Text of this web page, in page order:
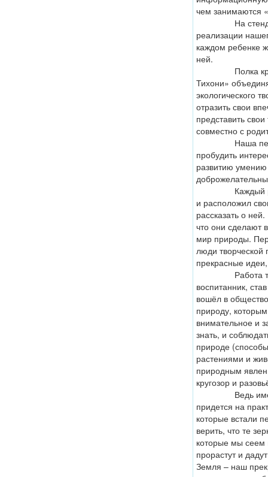
чем занимаются
На стенде
реализации
каждом ребенке
ней.
Полка
Тихони»
экологического
отразить свои
представить
совместно с
Наша первая
пробудить
развитию
Каждый
и расположил
рассказать о
что они сделают
мир природы.
люди творческой
прекрасные
Работа
воспитанник,
вошёл в
природу,
внимательное и
знать, и
природе
растениями и
природным
кругозор и
Ведь именно
придется на
которые встали
верить, что те
которые мы сеем
прорастут и
Земля – наш